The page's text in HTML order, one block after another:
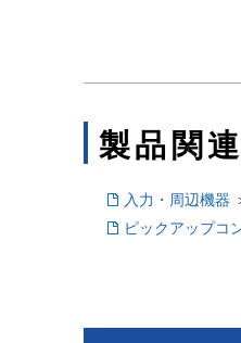
製品関
入力・周辺機器
ピックアップコ